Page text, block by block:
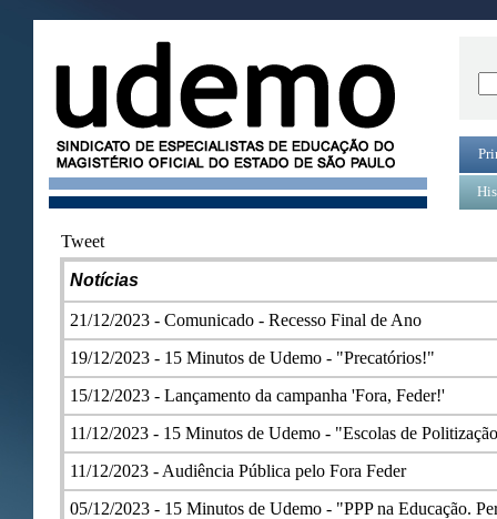
Tweet
Notícias
21/12/2023 - Comunicado - Recesso Final de Ano
19/12/2023 - 15 Minutos de Udemo - "Precatórios!"
15/12/2023 - Lançamento da campanha 'Fora, Feder!'
11/12/2023 - 15 Minutos de Udemo - "Escolas de
11/12/2023 - Audiência Pública pelo Fora Feder
05/12/2023 - 15 Minutos de Udemo - "PPP na Educação.